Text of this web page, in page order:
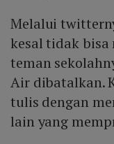
Melalui
kesal tidak
teman
Air dibatalkan.
tulis dengan
lain yang